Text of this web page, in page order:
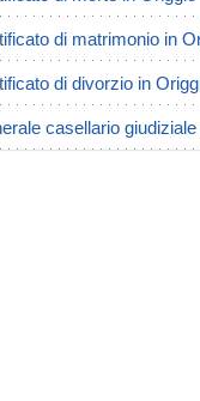
di matrimonio in
di divorzio in
casellario